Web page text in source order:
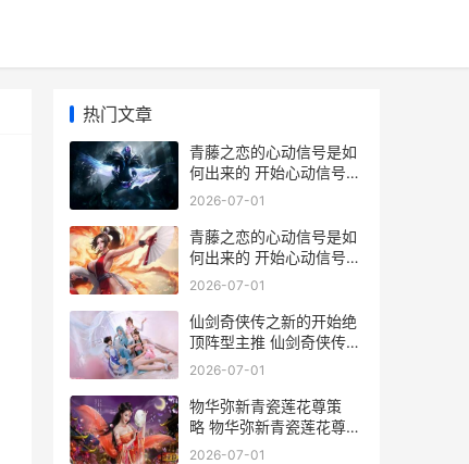
热门文章
青藤之恋的心动信号是如
何出来的 开始心动信号方
式 青藤之恋的心动信号怎
2026-07-01
青藤之恋的心动信号是如
何出来的 开始心动信号方
式 青藤之恋的心动信号是
2026-07-01
仙剑奇侠传之新的开始绝
顶阵型主推 仙剑奇侠传之
新的开始
2026-07-01
物华弥新青瓷莲花尊策
略 物华弥新青瓷莲花尊如
何配队 物华弥新青瓷莲花
2026-07-01